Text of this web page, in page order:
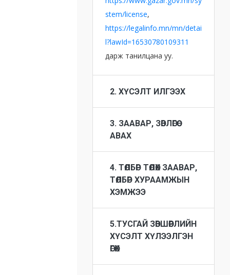
stem/license,
https://legalinfo.mn/mn/detai
l?lawId=16530780109311
дарж танилцана уу.
2. ХҮСЭЛТ ИЛГЭЭХ
3. ЗААВАР, ЗӨВЛӨГӨӨ
АВАХ
4. ТӨЛБӨР ТӨЛӨХ ЗААВАР,
ТӨЛБӨР ХУРААМЖЫН
ХЭМЖЭЭ
5.ТУСГАЙ ЗӨВШӨӨРЛИЙН
ХҮСЭЛТ ХҮЛЭЭЛГЭН
ӨГӨХ